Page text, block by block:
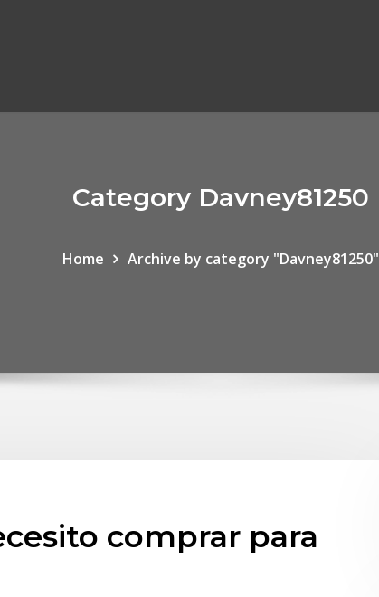
Category Davney81250
Home Archive by category "Davney81250"
comprar para